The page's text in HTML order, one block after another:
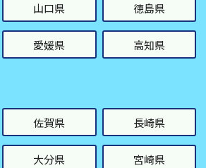
山口県 徳島県
愛媛県 高知県
佐賀県 長崎県
大分県 宮崎県